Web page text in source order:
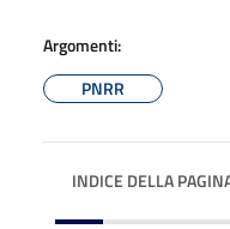
Argomenti:
PNRR
INDICE DELLA